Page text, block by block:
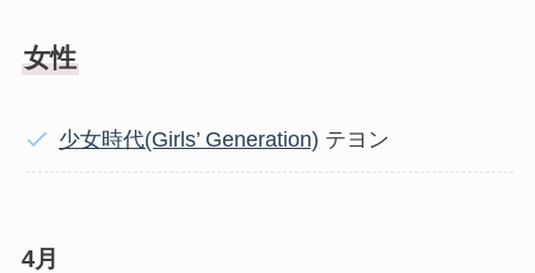
女性
少女時代(Girls’ Generation) テヨン
4月